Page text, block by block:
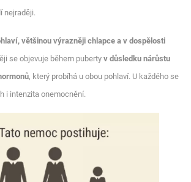
nejraději.
většinou výrazněji chlapce a v dospělosti
se objevuje během pubertyv důsledku nárůstu
, který probíhá u obou pohlaví. U každého se
i intenzita onemocnění.